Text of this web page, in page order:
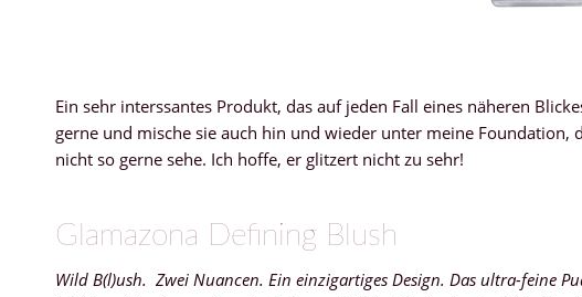
Ein sehr interssantes Produkt, das auf jeden Fall eines näheren
gerne und mische sie auch hin und wieder unter meine
nicht so gerne sehe. Ich hoffe, er glitzert nicht zu sehr!
Glamazona Defining Blush
Wild B(l)ush. Zwei Nuancen. Ein einzigartiges Design. Das ultra-feine